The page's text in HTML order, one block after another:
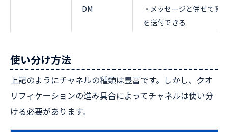
DM
・メッセージと併せて資
を送付できる
使い分け方法
上記のようにチャネルの種類は豊富です。しかし、クオ
リフィケーションの進み具合によってチャネルは使い分
ける必要があります。